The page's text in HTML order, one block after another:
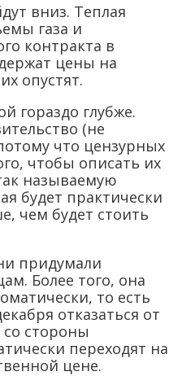
вниз. Теплая
газа и
контракта в
цены на
опустят.
гораздо глубже.
(не
что цензурных
чтобы описать их
называемую
будет практически
чем будет стоить
придумали
Более того, она
то есть
отказаться от
со стороны
переходят на
цене.